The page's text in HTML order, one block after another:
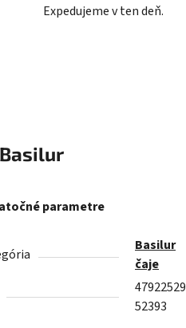
Expedujeme v ten deň.
Basilur
parametre
Basilur
čaje
47922529
52393